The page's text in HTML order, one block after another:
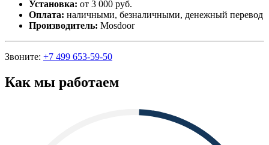
Установка: от 3 000 руб.
Оплата: наличными, безналичными, денежный перевод
Производитель: Mosdoor
Звоните: +7 499 653-59-50
Как мы работаем